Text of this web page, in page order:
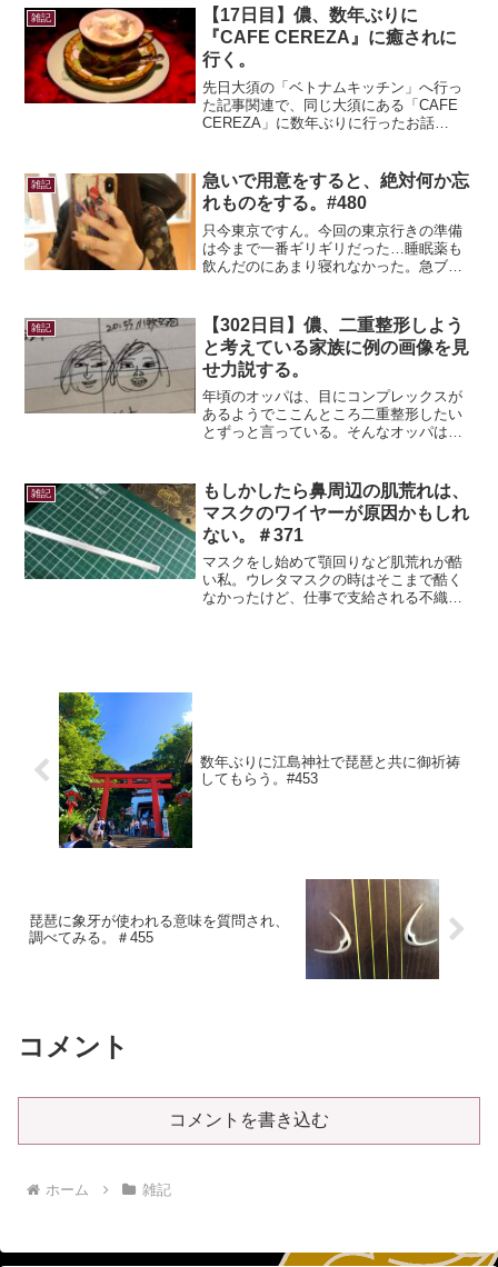
し、バイクで出発。今日は0日なのか、警
察車両を沢山見かける。...
雑記
【17日目】儂、数年ぶりに
『CAFE CEREZA』に癒されに
行く。
先日大須の「ベトナムキッチン」へ行っ
た記事関連で、同じ大須にある「CAFE
CEREZA」に数年ぶりに行ったお話
褒美、日常に疲弊した時に一人で行くよ
うにしています♪この...
雑記
急いで用意をすると、絶対何か忘
れものをする。#480
只今東京ですん。今回の東京行きの準備
は今まで一番ギリギリだった…睡眠薬も
飲んだのにあまり寝れなかった。急ブレ
しないからはへ！？ってなったw無事送り
届けてくれてありがとう...
雑記
【302日目】儂、二重整形しよう
と考えている家族に例の画像を見
せ力説する。
年頃のオッパは、目にコンプレックスが
あるようでここんところ二重整形したい
とずっと言っている。そんなオッパは、
までもいいんだけどなぁ。弟が割とイケ
メンでチヤホヤされている...
雑記
もしかしたら鼻周辺の肌荒れは、
マスクのワイヤーが原因かもしれ
ない。＃371
マスクをし始めて顎回りなど肌荒れが酷
い私。ウレタマスクの時はそこまで酷く
なかったけど、仕事で支給される不織布
数年ぶりに江島神社で琵琶と共に御祈祷
してもらう。#453
琵琶に象牙が使われる意味を質問され、
調べてみる。＃455
コメント
コメントを書き込む
ホーム 雑記